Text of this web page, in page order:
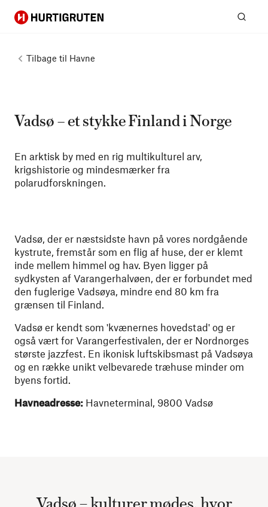
Hurtigruten
Tilbage til Havne
Vadsø – et stykke Finland i Norge
En arktisk by med en rig multikulturel arv,
krigshistorie og mindesmærker fra
polarudforskningen.
Vadsø, der er næstsidste havn på vores nordgående
kystrute, fremstår som en flig af huse, der er klemt
inde mellem himmel og hav. Byen ligger på
sydkysten af Varangerhalvøen, der er forbundet med
den fuglerige Vadsøya, mindre end 80 km fra
grænsen til Finland.
Vadsø er kendt som 'kvænernes hovedstad' og er
også vært for Varangerfestivalen, der er Nordnorges
største jazzfest. En ikonisk luftskibsmast på Vadsøya
og en række unikt velbevarede træhuse minder om
byens fortid.
Havneadresse: Havneterminal, 9800 Vadsø
Vadsø – kulturer mødes, hvor